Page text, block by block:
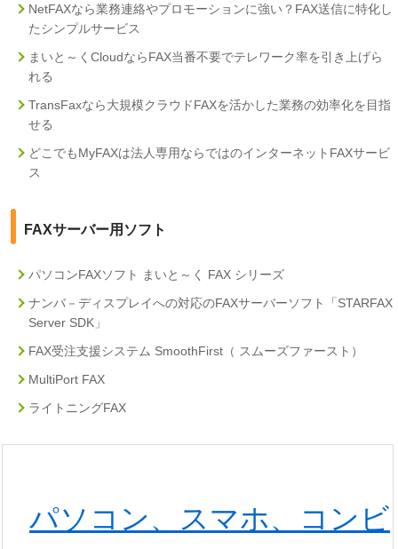
NetFAXなら業務連絡やプロモーションに強い？FAX送信に特化し
たシンプルサービス
まいと～くCloudならFAX当番不要でテレワーク率を引き上げら
れる
TransFaxなら大規模クラウドFAXを活かした業務の効率化を目指
せる
どこでもMyFAXは法人専用ならではのインターネットFAXサービ
ス
FAXサーバー用ソフト
パソコンFAXソフト まいと～く FAX シリーズ
ナンバ－ディスプレイへの対応のFAXサーバーソフト「STARFAX
Server SDK」
FAX受注支援システム SmoothFirst（ スムーズファースト）
MultiPort FAX
ライトニングFAX
パソコン、スマホ、コンビ